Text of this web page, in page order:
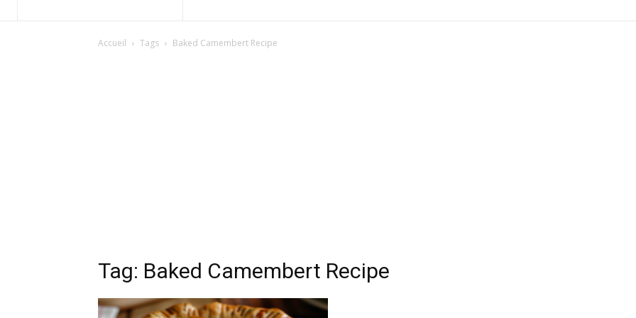
Accueil Tags Baked Camembert Recipe
Tag: Baked Camembert Recipe